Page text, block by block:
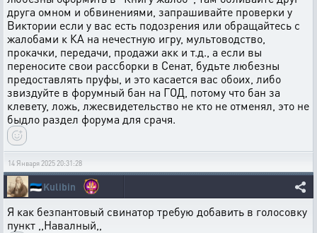
друга омном и обвинениями, запрашивайте проверки у
Виктории если у вас есть подозрения или обращайтесь с
жалобами к КА на нечестную игру, мультоводство,
прокачки, передачи, продажи акк и т.д., а если вы
переносите свои рассборки в Сенат, будьте любезны
предоставлять пруфы, и это касается вас обоих, либо
звиздуйте в форумный бан на ГОД, потому что бан за
клевету, ложь, лжесвидетельство не кто не отменял, это не
быдло раздел форума для срачя.
14 Января 2025 20:31:28
🇪🇪Kulibin
Я как безпантовый свинатор требую добавить в голосовку
пункт ,,Навалный,,